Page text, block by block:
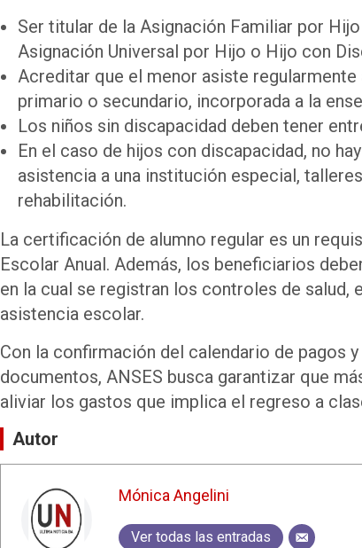
Ser titular de la Asignación Familiar por
Asignación Universal por Hijo o Hijo con
Acreditar que el menor asiste
primario o secundario, incorporada a la
Los niños sin discapacidad deben tener
En el caso de hijos con discapacidad, no
asistencia a una institución especial,
rehabilitación.
La certificación de alumno regular es un
Escolar Anual. Además, los beneficiarios
en la cual se registran los controles de salud,
asistencia escolar.
Con la confirmación del calendario de pagos
documentos, ANSES busca garantizar que
aliviar los gastos que implica el regreso a
Autor
Mónica Angelini
Ver todas las entradas